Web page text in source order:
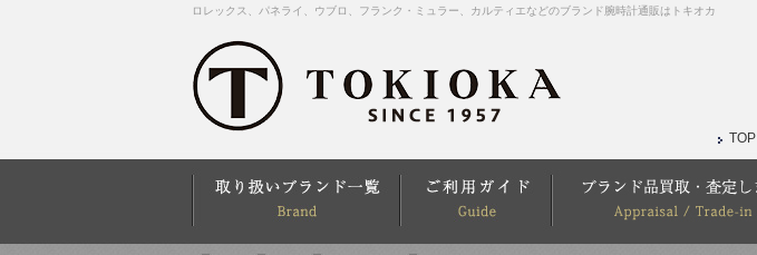
ロレックス、パネライ、ウブロ、フランク・ミュラー、カルティエなどのブランド腕時計通販はトキオカ
TOP